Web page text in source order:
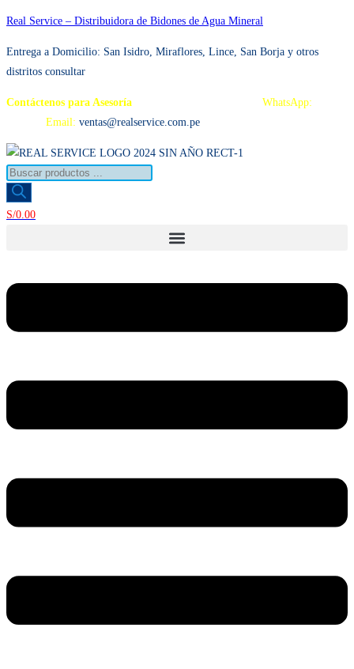
Ir
al
contenido
Real Service – Distribuidora de Bidones de Agua Mineral
Entrega a Domicilio: San Isidro, Miraflores, Lince, San Borja y otros
consultar
Contáctenos para Asesoría WhatsApp:
Email:ventas@realservice.com.pe
Búsqueda
de
productos
S/0.00